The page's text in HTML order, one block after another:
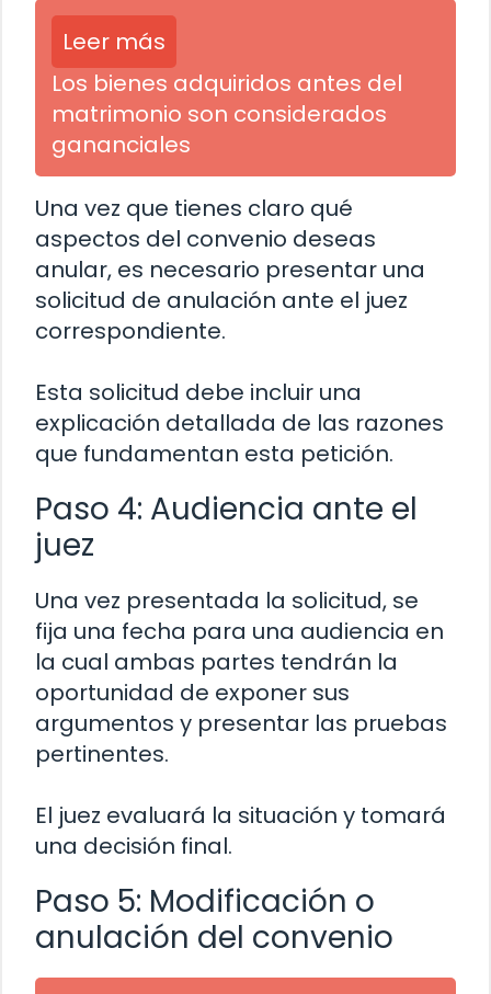
Leer más
Los bienes adquiridos antes del
matrimonio son considerados
gananciales
Una vez que tienes claro qué
aspectos del convenio deseas
anular, es necesario presentar una
solicitud de anulación ante el juez
correspondiente.
Esta solicitud debe incluir una
explicación detallada de las razones
que fundamentan esta petición.
Paso 4: Audiencia ante el
juez
Una vez presentada la solicitud, se
fija una fecha para una audiencia en
la cual ambas partes tendrán la
oportunidad de exponer sus
argumentos y presentar las pruebas
pertinentes.
El juez evaluará la situación y tomará
una decisión final.
Paso 5: Modificación o
anulación del convenio